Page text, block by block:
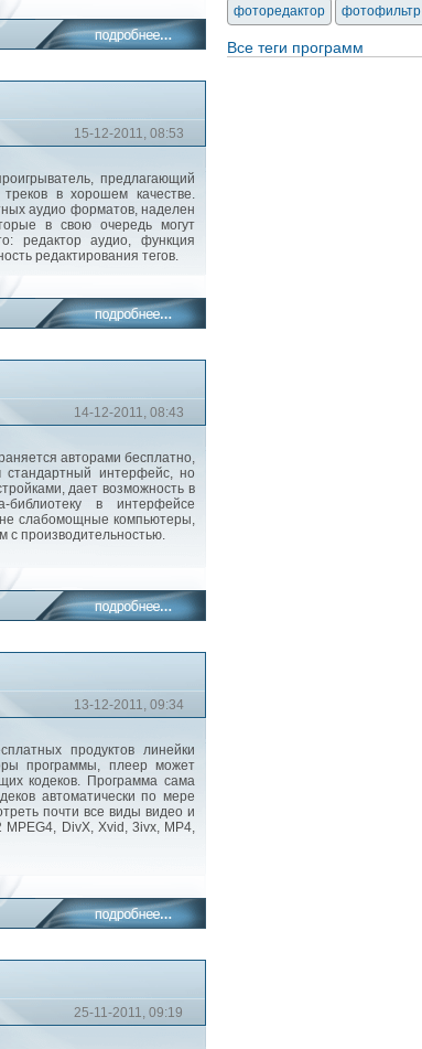
15-12-2011, 08:53
предлагающий
треков в хорошем качестве.
аудио форматов, наделен
в свою очередь могут
редактор аудио, функция
редактирования тегов.
14-12-2011, 08:43
авторами бесплатно,
стандартный интерфейс, но
дает возможность в
библиотеку в интерфейсе
слабомощные компьютеры,
с производительностью.
13-12-2011, 09:34
продуктов линейки
программы, плеер может
кодеков. Программа сама
автоматически по мере
почти все виды видео и
MPEG4, DivX, Xvid, 3ivx, MP4,
25-11-2011, 09:19
фоторедактор фотофильтр
Все теги программ